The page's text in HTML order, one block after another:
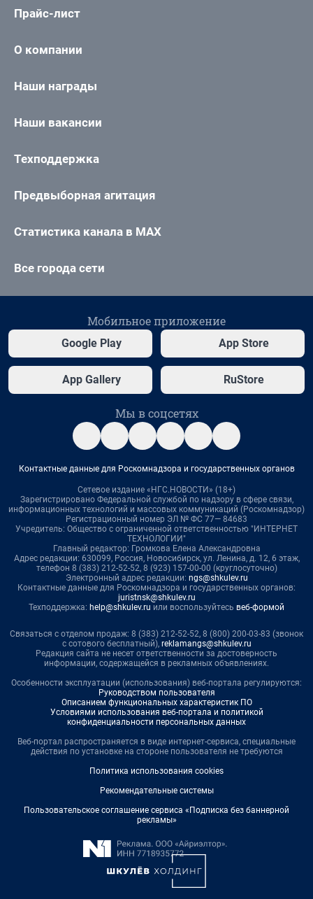
Прайс-лист
О компании
Наши награды
Наши вакансии
Техподдержка
Предвыборная агитация
Статистика канала в MAX
Все города сети
Мобильное приложение
Google Play App Store
App Gallery RuStore
Мы в соцсетях
Контактные данные для Роскомнадзора и государственных органов
Сетевое издание «НГС.НОВОСТИ» (18+)
Зарегистрировано Федеральной службой по надзору в сфере связи,
информационных технологий и массовых коммуникаций (Роскомнадзор)
Регистрационный номер ЭЛ № ФС 77— 84683
Учредитель: Общество с ограниченной ответственностью "ИНТЕРНЕТ
ТЕХНОЛОГИИ"
Главный редактор: Громкова Елена Александровна
Адрес редакции: 630099, Россия, Новосибирск, ул. Ленина, д. 12, 6 этаж,
телефон 8 (383) 212-52-52, 8 (923) 157-00-00 (круглосуточно)
Электронный адрес редакции: ngs@shkulev.ru
Контактные данные для Роскомнадзора и государственных органов:
juristnsk@shkulev.ru
Техподдержка: help@shkulev.ru или воспользуйтесь веб-формой
Связаться с отделом продаж: 8 (383) 212-52-52, 8 (800) 200-03-83 (звонок
с сотового бесплатный), reklamangs@shkulev.ru
Редакция сайта не несет ответственности за достоверность
информации, содержащейся в рекламных объявлениях.
Особенности эксплуатации (использования) веб-портала регулируются:
Руководством пользователя
Описанием функциональных характеристик ПО
Условиями использования веб-портала и политикой
конфиденциальности персональных данных
Веб-портал распространяется в виде интернет-сервиса, специальные
действия по установке на стороне пользователя не требуются
Политика использования cookies
Рекомендательные системы
Пользовательское соглашение сервиса «Подписка без баннерной
рекламы»